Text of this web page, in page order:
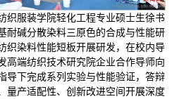
织服装学院轻化工程专业硕士生徐书
耐碱分散染料三原色的合成与性能研
织染料性能短板开展研发，在校内导
高端纺织技术研究院企业合作导师向
导下完成系列实验与性能验证，答辩
量产适配性、创新改进空间开展深度